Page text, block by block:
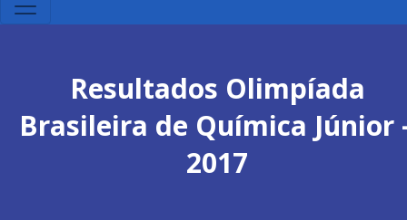
Resultados Olimpíada
Brasileira de Química Júnior
2017